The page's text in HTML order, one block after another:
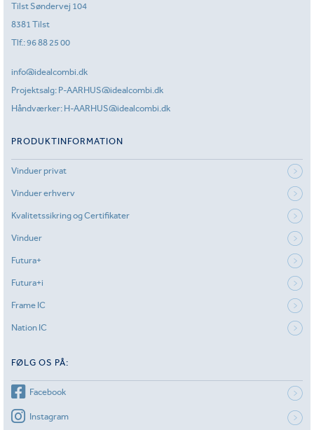
Tilst Søndervej 104
8381 Tilst
Tlf.:96 88 25 00
info@idealcombi.dk
Projektsalg: P-AARHUS@idealcombi.dk
Håndværker: H-AARHUS@idealcombi.dk
PRODUKTINFORMATION
Vinduer privat
Vinduer erhverv
Kvalitetssikring og Certifikater
Vinduer
Futura+
Futura+i
Frame IC
Nation IC
FØLG OS PÅ:
Facebook
Instagram